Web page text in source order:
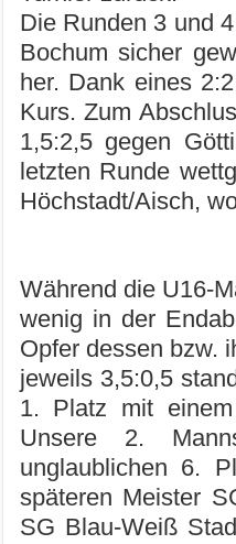
Die Runden 3 und
Bochum sicher
her. Dank eines
Kurs. Zum
1,5:2,5 gegen
letzten Runde
Höchstadt/Aisch,
Während die U16-
wenig in der
Opfer dessen bzw.
jeweils 3,5:0,5
1. Platz mit einem
Unsere 2.
unglaublichen 6.
späteren Meister
SG Blau-Weiß